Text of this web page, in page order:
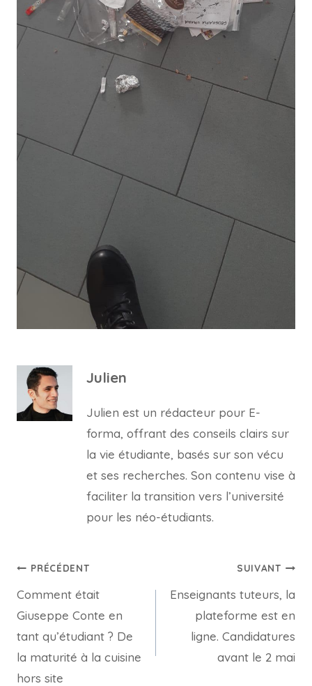
Julien
Julien est un rédacteur pour E-
forma, offrant des conseils clairs sur
la vie étudiante, basés sur son vécu
et ses recherches. Son contenu vise à
faciliter la transition vers l’université
pour les néo-étudiants.
Navigation
de
l’article
PRÉCÉDENT
Comment était
Giuseppe Conte en
tant qu’étudiant ? De
la maturité à la cuisine
hors site
SUIVANT
Enseignants tuteurs, la
plateforme est en
ligne. Candidatures
avant le 2 mai